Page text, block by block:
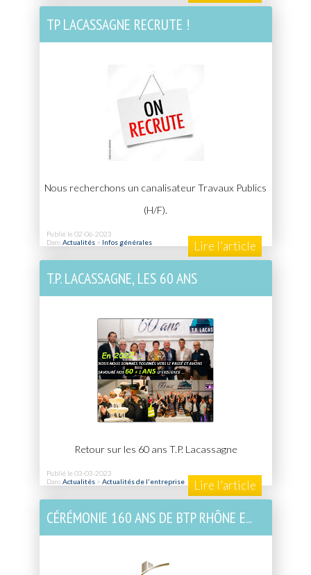
TP LACASSAGNE RECRUTE !
Nous recherchons un canalisateur Travaux Publics
(H/F).
Publié le 02-06-2023
Dans Actualités> Infos générales Lire l'article
T.P. LACASSAGNE, LES 60 ANS
Retour sur les 60 ans T.P. Lacassagne
Publié le 03-03-2023
Dans Actualités> Actualités de l'entreprise Lire l'article
CÉRÉMONIE 160 ANS DE BTP RHÔNE E...